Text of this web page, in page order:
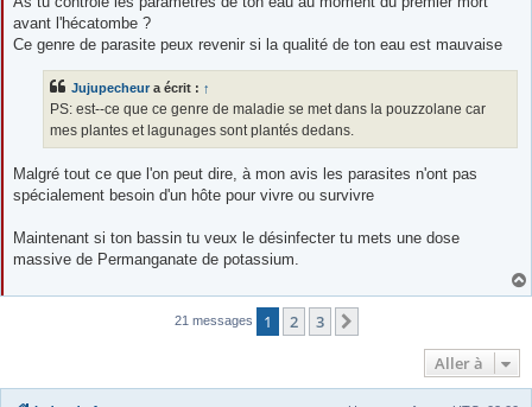
avant l'hécatombe ?
Ce genre de parasite peux revenir si la qualité de ton eau est mauvaise
Jujupecheur a écrit : ↑
PS: est--ce que ce genre de maladie se met dans la pouzzolane car
mes plantes et lagunages sont plantés dedans.
Malgré tout ce que l'on peut dire, à mon avis les parasites n'ont pas
spécialement besoin d'un hôte pour vivre ou survivre
Maintenant si ton bassin tu veux le désinfecter tu mets une dose
massive de Permanganate de potassium.
21 messages 1 2 3
Aller à